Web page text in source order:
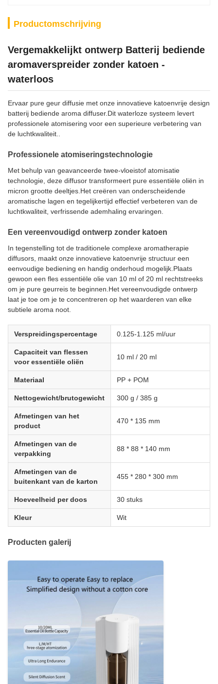
Productomschrijving
Vergemakkelijkt ontwerp Batterij bediende
aromaverspreider zonder katoen -
waterloos
Ervaar pure geur diffusie met onze innovatieve katoenvrije design
batterij bediende aroma diffuser.Dit waterloze systeem levert
professionele atomisering voor een superieure verbetering van
de luchtkwaliteit..
Professionele atomiseringstechnologie
Met behulp van geavanceerde twee-vloeistof atomisatie
technologie, deze diffusor transformeert pure essentiële oliën in
micron grootte deeltjes.Het creëren van onderscheidende
aromatische lagen en tegelijkertijd effectief verbeteren van de
luchtkwaliteit, verfrissende ademhaling ervaringen.
Een vereenvoudigd ontwerp zonder katoen
In tegenstelling tot de traditionele complexe aromatherapie
diffusors, maakt onze innovatieve katoenvrije structuur een
eenvoudige bediening en handig onderhoud mogelijk.Plaats
gewoon een fles essentiële olie van 10 ml of 20 ml rechtstreeks
om je pure geurreis te beginnen.Het vereenvoudigde ontwerp
laat je toe om je te concentreren op het waarderen van elke
subtiele aroma noot.
Verspreidingspercentage 0.125-1.125 ml/uur
Capaciteit van flessen
voor essentiële oliën
10 ml / 20 ml
Materiaal PP + POM
Nettogewicht/brutogewicht 300 g / 385 g
Afmetingen van het
product
470 * 135 mm
Afmetingen van de
verpakking
88 * 88 * 140 mm
Afmetingen van de
buitenkant van de karton
455 * 280 * 300 mm
Hoeveelheid per doos 30 stuks
Kleur Wit
Producten galerij